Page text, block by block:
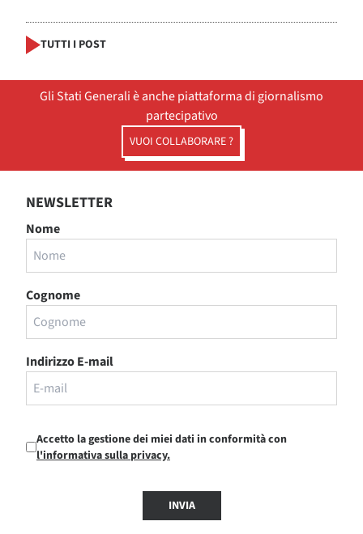
TUTTI I POST
Gli Stati Generali è anche piattaforma di giornalismo
partecipativo
VUOI COLLABORARE ?
NEWSLETTER
Nome
Cognome
Indirizzo E-mail
Accetto la gestione dei miei dati in conformità con
l'informativa sulla privacy.
INVIA